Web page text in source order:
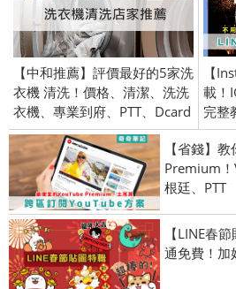
【中和推薦】評價最好的5家洗
衣機 清洗！價格、清潔、洗洗
衣機、專業到府、PTT、Dcard
【
載！
完整
【省錢】
Premium
根廷、PTT
【LINE春
通免費！加